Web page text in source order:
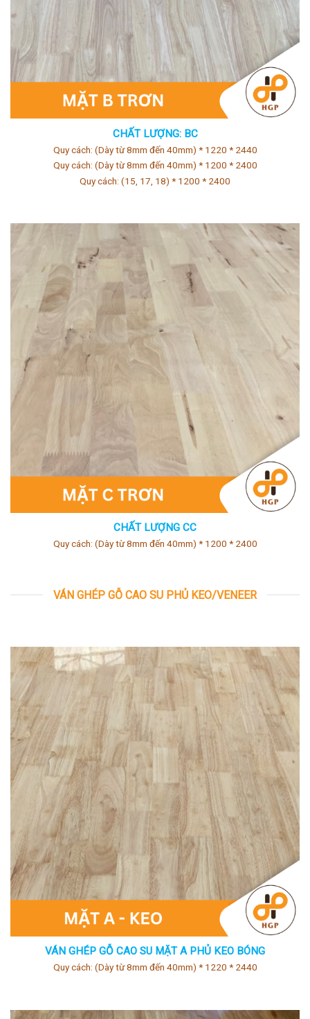
CHẤT LƯỢNG: BC
Quy cách: (Dày từ 8mm đến 40mm) * 1220 * 2440
Quy cách: (Dày từ 8mm đến 40mm) * 1200 * 2400
Quy cách: (15, 17, 18) * 1200 * 2400
CHẤT LƯỢNG CC
Quy cách: (Dày từ 8mm đến 40mm) * 1200 * 2400
VÁN GHÉP GỖ CAO SU PHỦ KEO/VENEER
VÁN GHÉP GỖ CAO SU MẶT A PHỦ KEO BÓNG
Quy cách: (Dày từ 8mm đến 40mm) * 1220 * 2440